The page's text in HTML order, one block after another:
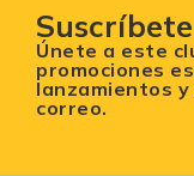
Únete a este
promociones
lanzamientos
correo.